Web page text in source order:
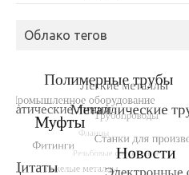
Облако тегов